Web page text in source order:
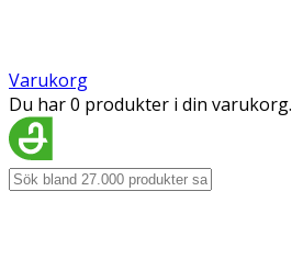
Varukorg
Du har 0 produkter i din varukorg.